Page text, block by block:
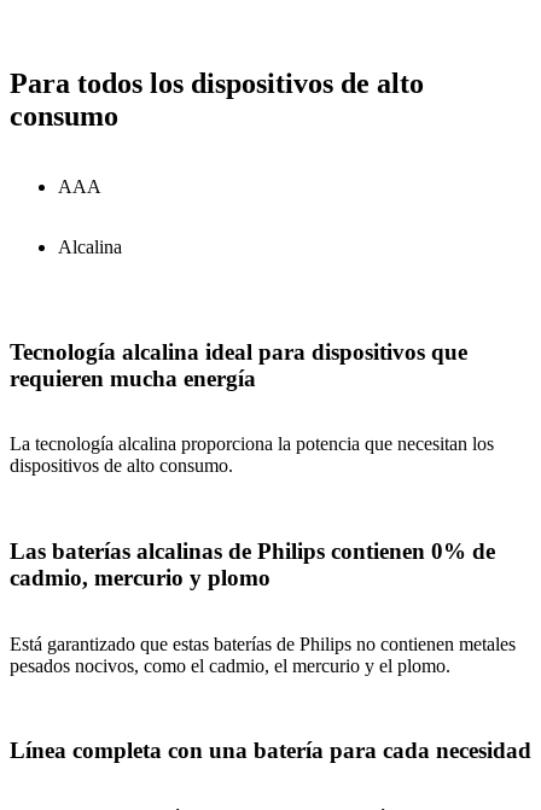
Para todos los dispositivos de alto
consumo
AAA
Alcalina
Tecnología alcalina ideal para dispositivos que
requieren mucha energía
La tecnología alcalina proporciona la potencia que necesitan los
dispositivos de alto consumo.
Las baterías alcalinas de Philips contienen 0% de
cadmio, mercurio y plomo
Está garantizado que estas baterías de Philips no contienen metales
pesados nocivos, como el cadmio, el mercurio y el plomo.
Línea completa con una batería para cada necesidad